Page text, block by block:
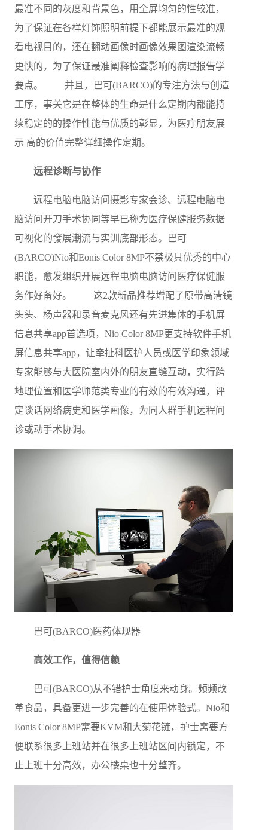
最准不同的灰度和背景色，用全屏均匀的性较准，
为了保证在各样灯饰照明前提下都能展示最准的观
看电视目的，还在翻动画像时画像效果图渲染流畅
更快的，为了保证最准阐释检查影响的病理报告学
要点。 并且，巴可(BARCO)的专注方法与创造
工序，事关它是在整体的生命是什么定期内都能持
续稳定的的操作性能与优质的彰显，为医疔朋友展
示 高的价值完整详细操作定期。
远程诊断与协作
远程电脑电脑访问摄影专家会诊、远程电脑电
脑访问开刀手术协同等早已称为医疗保健服务数据
可视化的發展潮流与实训底部形态。巴可
(BARCO)Nio和Eonis Color 8MP不禁极具优秀的中心
职能，愈发组织开展远程电脑电脑访问医疗保健服
务作好备好。 这2款新品推荐增配了原带高清镜
头头、杨声器和录音麦克风还有先进集体的手机屏
信息共享app首选项，Nio Color 8MP更支持软件手机
屏信息共享app，让牵扯科医护人员或医学印象领域
专家能够与大医院室内外的朋友直缝互动，实行跨
地理位置和医学师范类专业的有效的有效沟通，评
定谈话网络病史和医学画像，为同人群手机远程问
诊或动手术协调。
巴可(BARCO)医药体现器
高效工作，值得信赖
巴可(BARCO)从不错护士角度来动身。频频改
革食品，具备更进一步完善的在使用体验式。Nio和
Eonis Color 8MP需要KVM和大菊花链，护士需要方
便联系很多上班站并在很多上班站区间内锁定，不
止上班十分高效，办公楼桌也十分整齐。